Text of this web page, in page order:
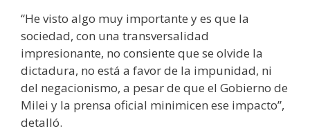
“He visto algo muy importante y es que la
sociedad, con una transversalidad
impresionante, no consiente que se olvide la
dictadura, no está a favor de la impunidad, ni
del negacionismo, a pesar de que el Gobierno de
Milei y la prensa oficial minimicen ese impacto”,
detalló.